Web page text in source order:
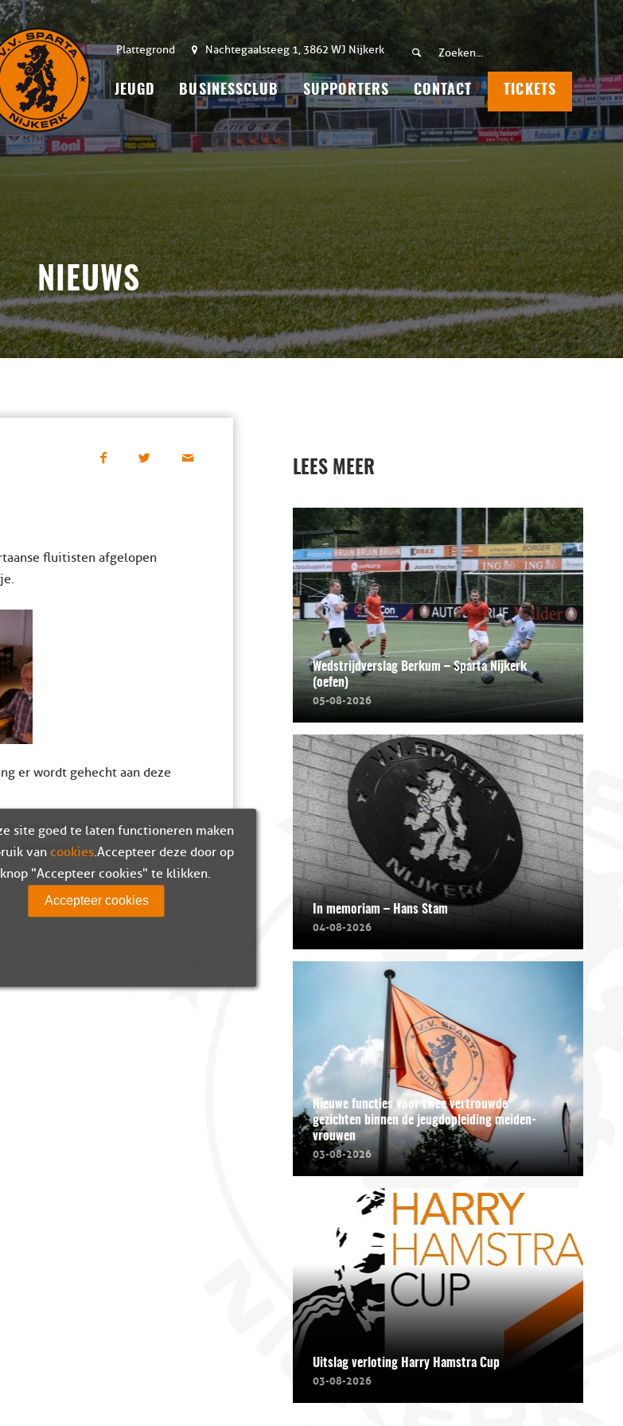
Plattegrond Nachtegaalsteeg 1, 3862 WJ Nijkerk
JEUGD BUSINESSCLUB SUPPORTERS CONTACT TICKETS
NIEUWS
fluitisten afgelopen
er wordt gehecht aan deze
aangezien de groene
ongeduld.
LEES MEER
Wedstrijdverslag Berkum – Sparta Nijkerk
(oefen)
05-08-2026
In memoriam – Hans Stam
04-08-2026
Nieuwe functies voor twee vertrouwde
gezichten binnen de jeugdopleiding meiden-
vrouwen
03-08-2026
Uitslag verloting Harry Hamstra Cup
03-08-2026
site goed te laten functioneren maken
van cookies. Accepteer deze door op
"Accepteer cookies" te klikken.
Accepteer cookies